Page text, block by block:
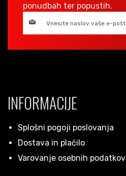
ponudbah ter popustih.
INFORMACIJE
Splošni pogoji poslovanja
Dostava in plačilo
Varovanje osebnih podatkov